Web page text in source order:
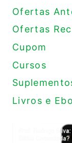
Ofertas
Ofertas
Cupom
Cursos
Livros e